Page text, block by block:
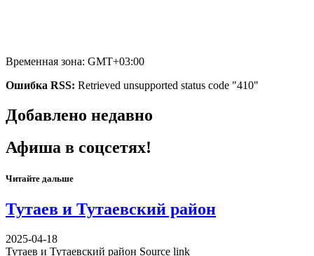
Временная зона: GMT+03:00
Ошибка RSS: Retrieved unsupported status code "410"
Добавлено недавно
Афиша в соцсетях!
Читайте дальше
Тутаев и Тутаевский район
2025-04-18
Тутаев и Тутаевский район Source link